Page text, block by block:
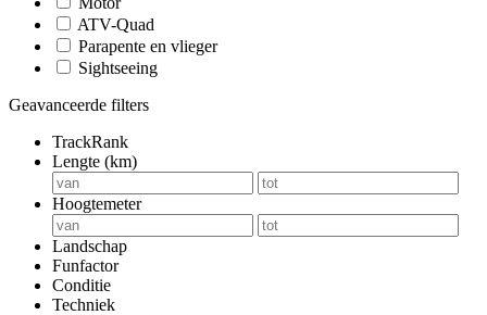
ATV-Quad
Parapente en vlieger
Sightseeing
Geavanceerde filters
TrackRank
Lengte (km)
Hoogtemeter
Landschap
Funfactor
Conditie
Techniek